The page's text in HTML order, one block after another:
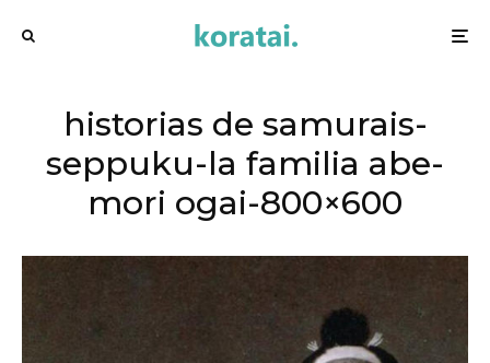
historias de samurais-
seppuku-la familia abe-
mori ogai-800×600